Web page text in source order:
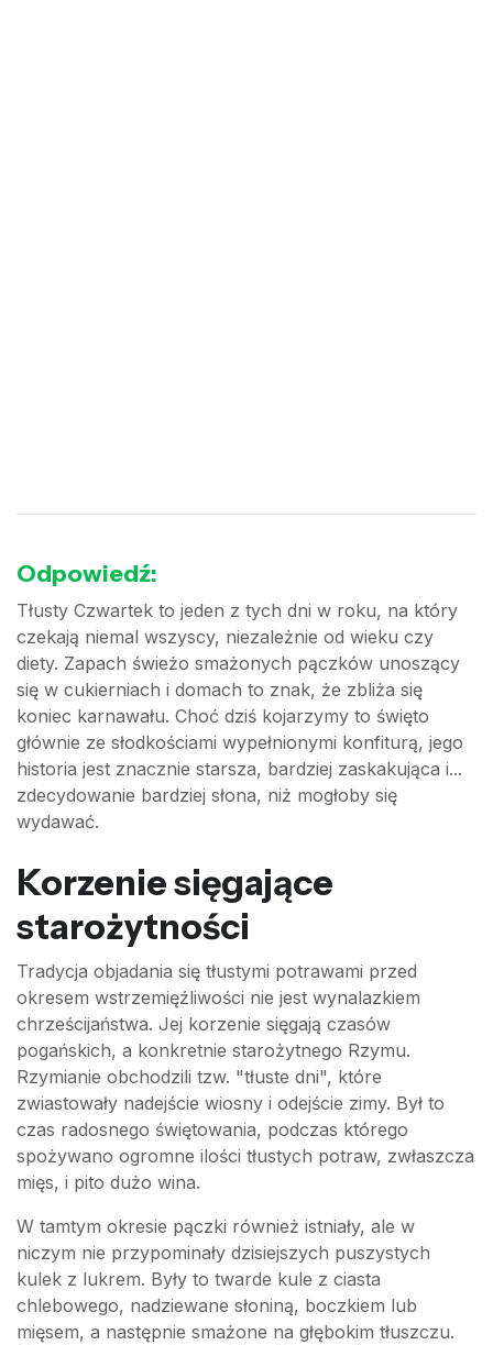
Odpowiedź:
Tłusty Czwartek to jeden z tych dni w roku, na który
czekają niemal wszyscy, niezależnie od wieku czy
diety. Zapach świeżo smażonych pączków unoszący
się w cukierniach i domach to znak, że zbliża się
koniec karnawału. Choć dziś kojarzymy to święto
głównie ze słodkościami wypełnionymi konfiturą, jego
historia jest znacznie starsza, bardziej zaskakująca i...
zdecydowanie bardziej słona, niż mogłoby się
wydawać.
Korzenie sięgające
starożytności
Tradycja objadania się tłustymi potrawami przed
okresem wstrzemięźliwości nie jest wynalazkiem
chrześcijaństwa. Jej korzenie sięgają czasów
pogańskich, a konkretnie starożytnego Rzymu.
Rzymianie obchodzili tzw. "tłuste dni", które
zwiastowały nadejście wiosny i odejście zimy. Był to
czas radosnego świętowania, podczas którego
spożywano ogromne ilości tłustych potraw, zwłaszcza
mięs, i pito dużo wina.
W tamtym okresie pączki również istniały, ale w
niczym nie przypominały dzisiejszych puszystych
kulek z lukrem. Były to twarde kule z ciasta
chlebowego, nadziewane słoniną, boczkiem lub
mięsem, a następnie smażone na głębokim tłuszczu.